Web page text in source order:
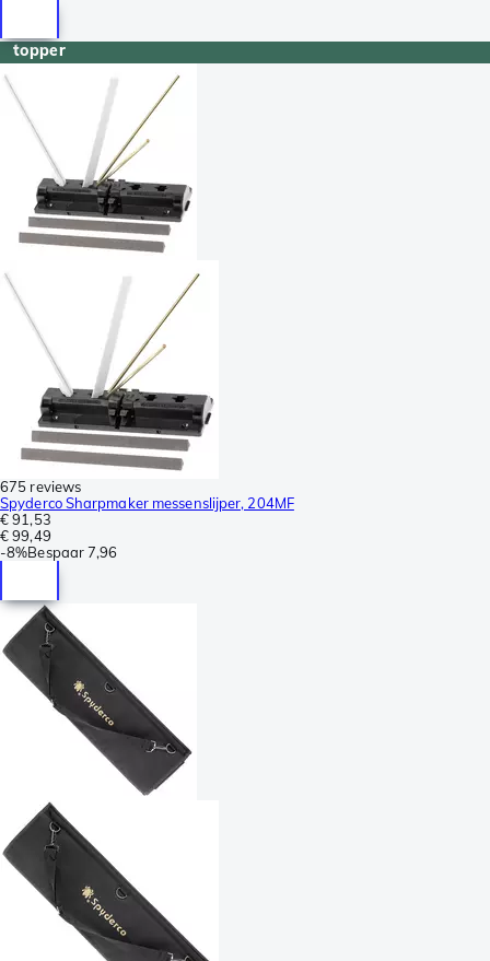
topper
675 reviews
Spyderco Sharpmaker messenslijper, 204MF
€ 91,53
€ 99,49
-8%Bespaar7,96